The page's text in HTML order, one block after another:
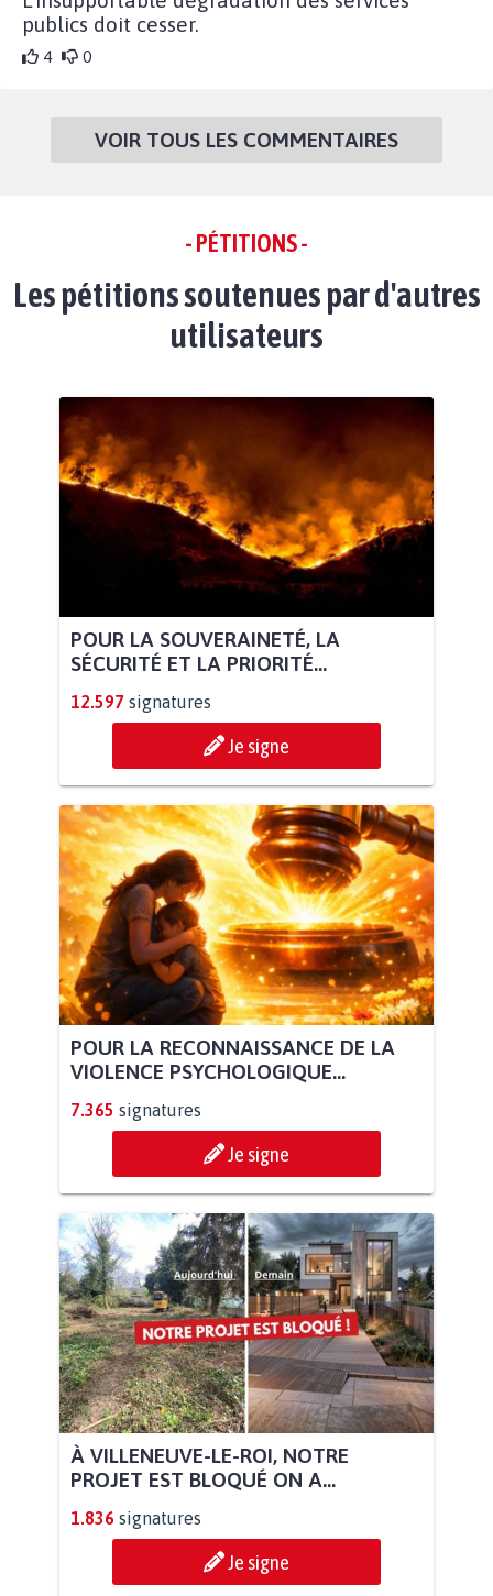
publics doit cesser.
4 0
VOIR TOUS LES COMMENTAIRES
- PÉTITIONS -
Les pétitions soutenues par d'autres
utilisateurs
POUR LA SOUVERAINETÉ, LA
SÉCURITÉ ET LA PRIORITÉ...
12.597 signatures
Je signe
POUR LA RECONNAISSANCE DE LA
VIOLENCE PSYCHOLOGIQUE...
7.365 signatures
Je signe
À VILLENEUVE-LE-ROI, NOTRE
PROJET EST BLOQUÉ ON A...
1.836 signatures
Je signe